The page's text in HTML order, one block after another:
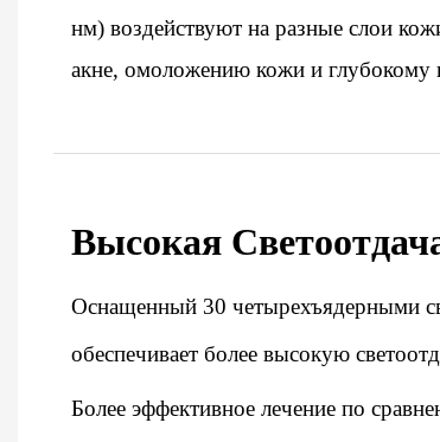
нм) воздействуют на разные слои
акне, омоложению кожи и глубокому
Высокая
Оснащенный 30 четырехъядерными
обеспечивает более высокую
Более эффективное лечение по